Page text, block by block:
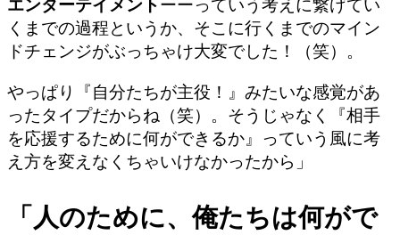
エンターテイメントーーっていう考えに繋げてい
くまでの過程というか、そこに行くまでのマイン
ドチェンジがぶっちゃけ大変でした！（笑）。
やっぱり『自分たちが主役！』みたいな感覚があ
ったタイプだからね（笑）。そうじゃなく『相手
を応援するために何ができるか 』っていう風に考
え方を変えなくちゃいけなかったから」
「人のために、俺たちは何がで